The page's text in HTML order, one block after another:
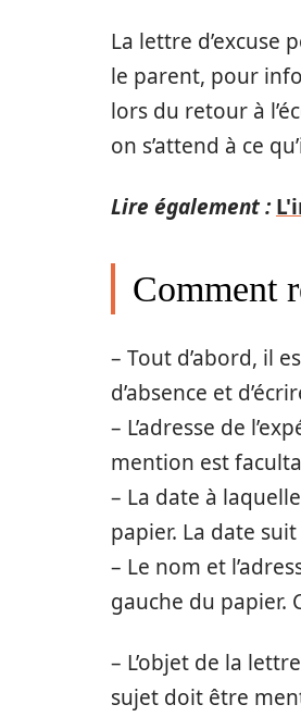
La lettre d’excuse
le parent, pour
lors du retour à
on s’attend à ce
Lire également :
Comment
– Tout d’abord, il
d’absence et
– L’adresse de
mention est
– La date à
papier. La date suit
– Le nom et
gauche du papier.
– L’objet de la
sujet doit être